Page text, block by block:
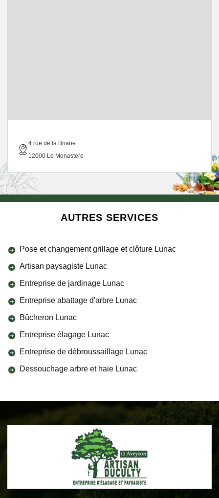
4 rue de la Briane
12000 Le Monastere
AUTRES SERVICES
Pose et changement grillage et clôture Lunac
Artisan paysagiste Lunac
Entreprise de jardinage Lunac
Entreprise abattage d'arbre Lunac
Bûcheron Lunac
Entreprise élagage Lunac
Entreprise de débroussaillage Lunac
Dessouchage arbre et haie Lunac